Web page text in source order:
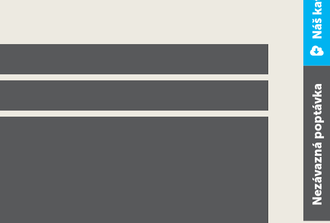
Nezávazná poptávka